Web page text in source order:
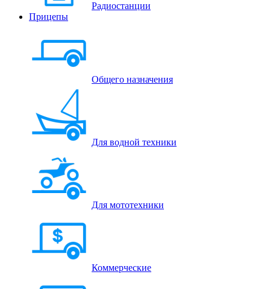
Радиостанции
Прицепы
Общего назначения
Для водной техники
Для мототехники
Коммерческие